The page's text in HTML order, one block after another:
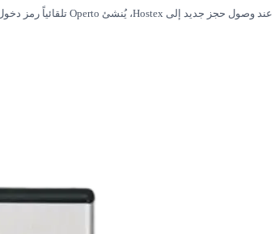
عند وصول حجز جديد إلى Hostex، يُنشئ Operto تلقائياً رمز دخول فريداً ومحدّد المدة لقفل الضيف الذكي. يُفعّل الرمز تماماً عند وقت تسجيل الوصول ويُعطّل عند المغادرة — مما يمنح الضيوف دخولاً سلساً مع الحفاظ على أمان عقارك.